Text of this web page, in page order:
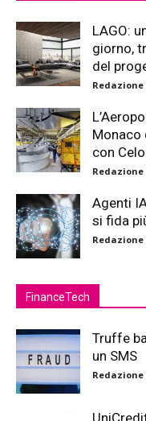
LAGO:
giorno,
del
Redazione
Monaco
con
Redazione
Agenti
si fida
Redazione
FinanceTech
Truffe
un SMS
Redazione